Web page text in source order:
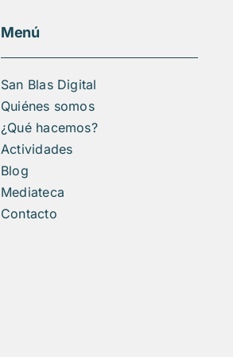
Menú
San Blas Digital
Quiénes somos
¿Qué hacemos?
Actividades
Blog
Mediateca
Contacto